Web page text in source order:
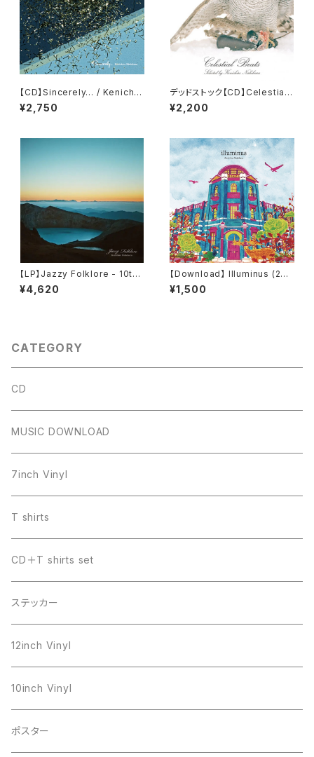
【CD】Sincerely… / Kenichir
o Nishihara
¥2,750
デッドストック【CD】Celestial
Beats selected by Kenichi
ro Nishihara
¥2,200
【LP】Jazzy Folklore - 10th
anniv. Clear Vinyl / Kenichi
ro Nishihara
¥4,620
【Download】 Illuminus (202
4 Wax Alchemy Remastere
d) 16bit44.1kHz
¥1,500
CATEGORY
CD
MUSIC DOWNLOAD
7inch Vinyl
T shirts
CD＋T shirts set
ステッカー
12inch Vinyl
10inch Vinyl
ポスター